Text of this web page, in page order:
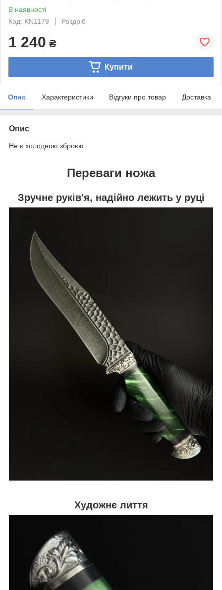
В наявності
Код: KN1179
Роздріб
1 240 ₴
Купити
Опис Характеристики Відгуки про товар Доставка
Опис
Не є холодною зброєю.
Переваги ножа
Зручне руків'я, надійно лежить у руці
Художнє лиття